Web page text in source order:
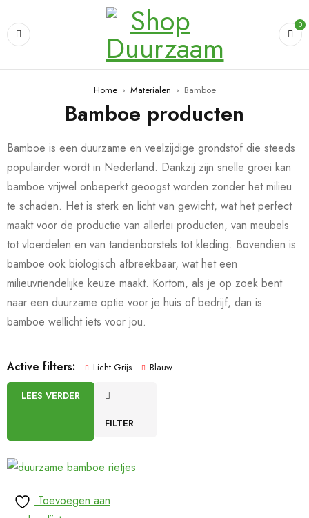
0
Home › Materialen › Bamboe
Bamboe producten
Bamboe is een duurzame en veelzijdige grondstof die steeds
populairder wordt in Nederland. Dankzij zijn snelle groei kan
bamboe vrijwel onbeperkt geoogst worden zonder het milieu
te schaden. Het is sterk en licht van gewicht, wat het perfect
maakt voor de productie van allerlei producten, van meubels
tot vloerdelen en van tandenborstels tot kleding. Bovendien is
bamboe ook biologisch afbreekbaar, wat het een
milieuvriendelijke keuze maakt. Kortom, als je op zoek bent
naar een duurzame optie voor je huis of bedrijf, dan is
bamboe wellicht iets voor jou.
Active filters: Licht Grijs Blauw
FILTER
LEES VERDER
Toevoegen aan